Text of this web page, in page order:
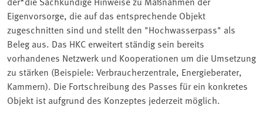
Eigenvorsorge, die auf das entsprechende Objekt
zugeschnitten sind und stellt den "Hochwasserpass" als
Beleg aus. Das HKC erweitert ständig sein bereits
vorhandenes Netzwerk und Kooperationen um die Umsetzung
zu stärken (Beispiele: Verbraucherzentrale, Energieberater,
Kammern). Die Fortschreibung des Passes für ein konkretes
Objekt ist aufgrund des Konzeptes jederzeit möglich.